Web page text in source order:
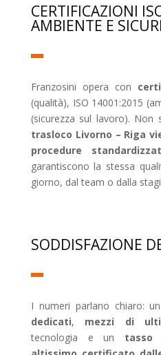
CERTIFICAZIONI
AMBIENTE E
Franzosini opera con
(qualità), ISO 14001:2015
(sicurezza sul lavoro).
trasloco Livorno – Riga
procedure
garantiscono la stessa
giorno, dal team o dalla
SODDISFAZIONE
I numeri parlano chiaro:
dedicati, mezzi di
tecnologia e un tasso